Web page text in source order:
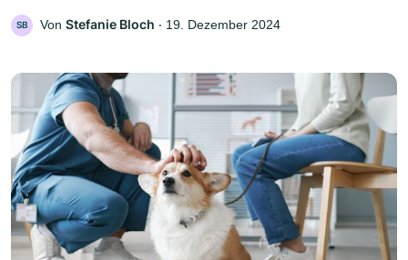
SB Von Stefanie Bloch ‧ 19. Dezember 2024